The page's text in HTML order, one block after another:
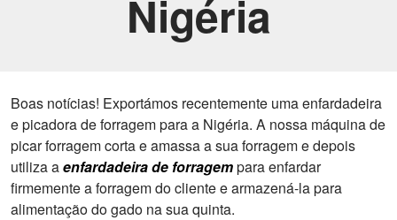
Nigéria
Boas notícias! Exportámos recentemente uma enfardadeira
e picadora de forragem para a Nigéria. A nossa máquina de
picar forragem corta e amassa a sua forragem e depois
utiliza aenfardadeira de forragempara enfardar
firmemente a forragem do cliente e armazená-la para
alimentação do gado na sua quinta.